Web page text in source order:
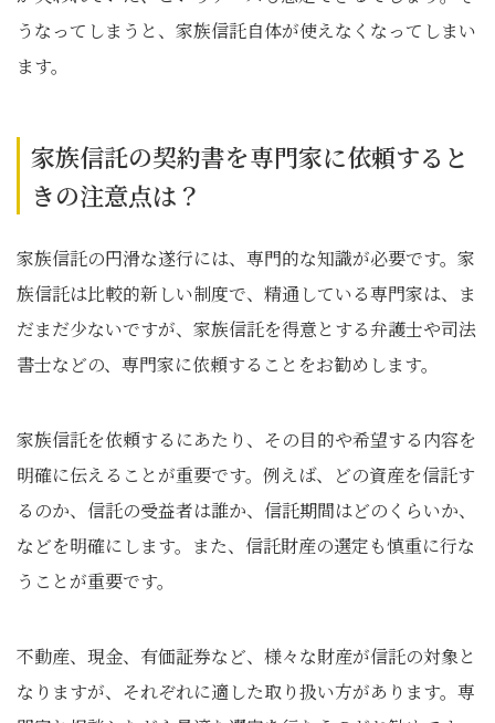
うなってしまうと、家族信託自体が使えなくなってしまい
ます。
家族信託の契約書を専門家に依頼すると
きの注意点は？
家族信託の円滑な遂行には、専門的な知識が必要です。家
族信託は比較的新しい制度で、精通している専門家は、ま
だまだ少ないですが、家族信託を得意とする弁護士や司法
書士などの、専門家に依頼することをお勧めします。
家族信託を依頼するにあたり、その目的や希望する内容を
明確に伝えることが重要です。例えば、どの資産を信託す
るのか、信託の受益者は誰か、信託期間はどのくらいか、
などを明確にします。また、信託財産の選定も慎重に行な
うことが重要です。
不動産、現金、有価証券など、様々な財産が信託の対象と
なりますが、それぞれに適した取り扱い方があります。専